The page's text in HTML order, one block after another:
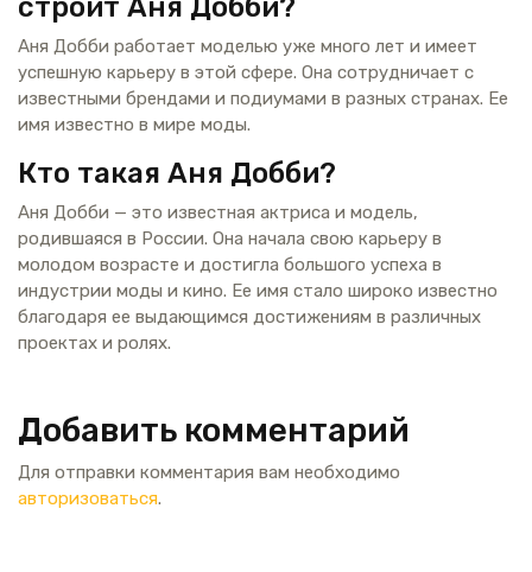
Аня Добби работает моделью уже много лет и имеет
успешную карьеру в этой сфере. Она сотрудничает с
известными брендами и подиумами в разных странах. Ее
имя известно в мире моды.
Кто такая Аня Добби?
Аня Добби — это известная актриса и модель,
родившаяся в России. Она начала свою карьеру в
молодом возрасте и достигла большого успеха в
индустрии моды и кино. Ее имя стало широко известно
благодаря ее выдающимся достижениям в различных
проектах и ролях.
Добавить комментарий
Для отправки комментария вам необходимо
авторизоваться.